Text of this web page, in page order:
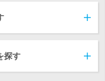
探す